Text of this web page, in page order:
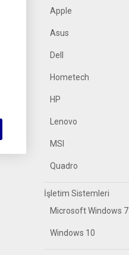
Apple
Asus
Dell
Hometech
HP
Lenovo
MSI
Quadro
İşletim Sistemleri
Microsoft Windows 7
Windows 10